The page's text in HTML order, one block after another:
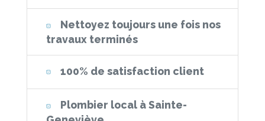
Nettoyez toujours une fois nos
travaux terminés
100% de satisfaction client
Plombier local à Sainte-